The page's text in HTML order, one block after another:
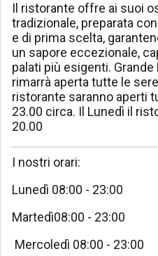
Il ristorante offre ai suoi
tradizionale, preparata
e di prima scelta,
un sapore eccezionale,
palati più esigenti. Grande
rimarrà aperta tutte le
ristorante saranno aperti
23.00 circa. Il Lunedì il
20.00
I nostri orari:
Lunedì 08:00 - 23:00
Martedì08:00 - 23:00
Mercoledì 08:00 - 23:00